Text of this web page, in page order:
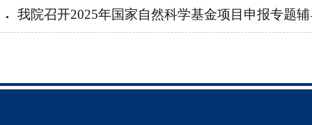
我院召开2025年国家自然科学基金项目申报专题